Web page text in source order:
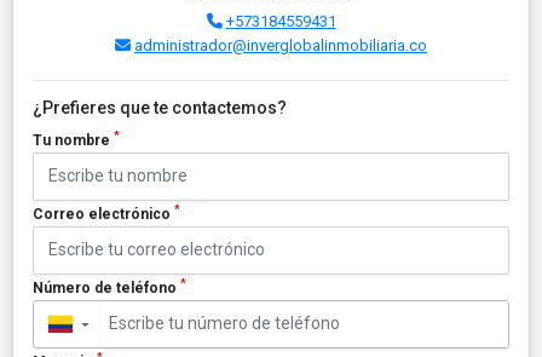
+573184559431
administrador@inverglobalinmobiliaria.co
¿Prefieres que te contactemos?
Tu nombre *
Correo electrónico *
Número de teléfono *
▼